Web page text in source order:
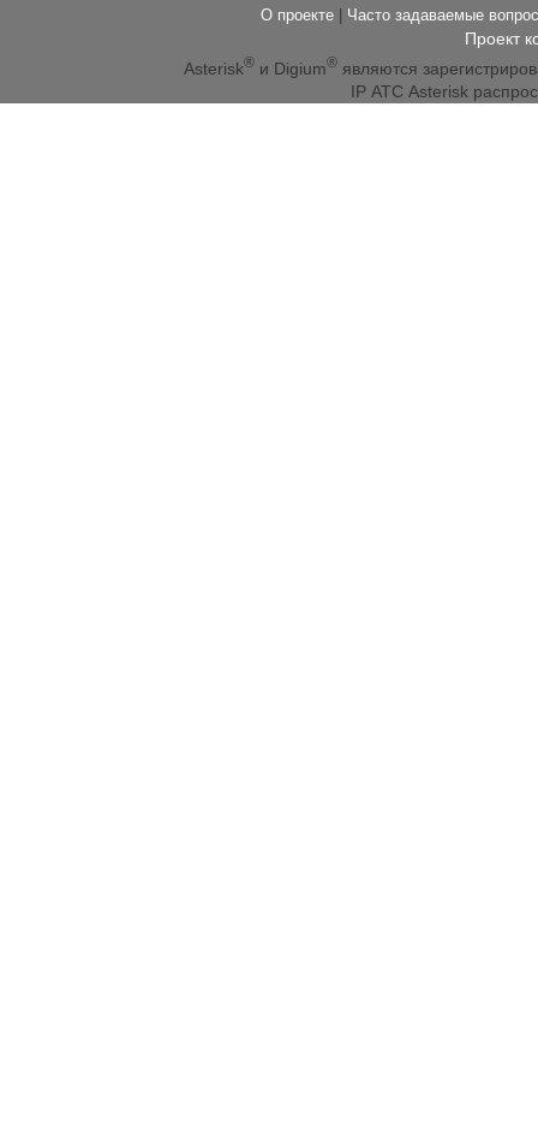
О проекте Часто задаваемые
Проект
Asterisk® и Digium® являются
IP АТС Asterisk